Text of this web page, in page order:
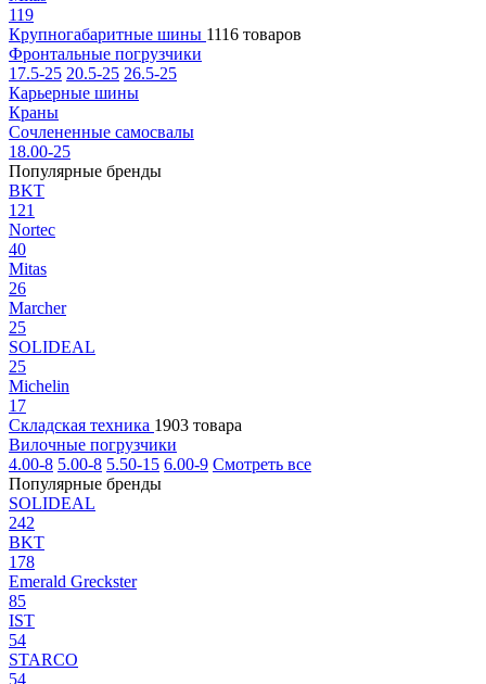
119
Крупногабаритные шины 1116 товаров
Фронтальные погрузчики
17.5-25 20.5-25 26.5-25
Карьерные шины
Краны
Сочлененные самосвалы
18.00-25
Популярные бренды
BKT
121
Nortec
40
Mitas
26
Marcher
25
SOLIDEAL
25
Michelin
17
Складская техника 1903 товара
Вилочные погрузчики
4.00-8 5.00-8 5.50-15 6.00-9 Смотреть все
Популярные бренды
SOLIDEAL
242
BKT
178
Emerald Greckster
85
IST
54
STARCO
54